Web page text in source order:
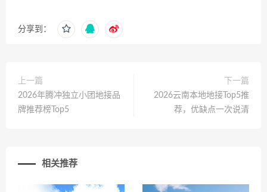
分享到：
上一篇
2026年腾冲独立小团地接品
牌推荐榜Top5
下一篇
2026云南本地地接Top5推
荐，优缺点一次说清
相关推荐